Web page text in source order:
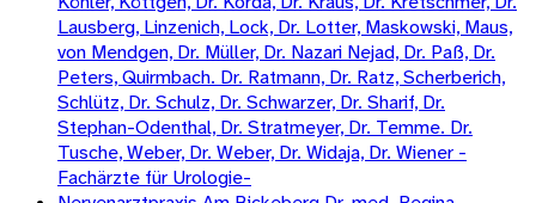
Lausberg, Linzenich, Lock, Dr. Lotter, Maskowski, Maus,
von Mendgen, Dr. Müller, Dr. Nazari Nejad, Dr. Paß, Dr.
Peters, Quirmbach. Dr. Ratmann, Dr. Ratz, Scherberich,
Schlütz, Dr. Schulz, Dr. Schwarzer, Dr. Sharif, Dr.
Stephan-Odenthal, Dr. Stratmeyer, Dr. Temme. Dr.
Tusche, Weber, Dr. Weber, Dr. Widaja, Dr. Wiener -
Fachärzte für Urologie-